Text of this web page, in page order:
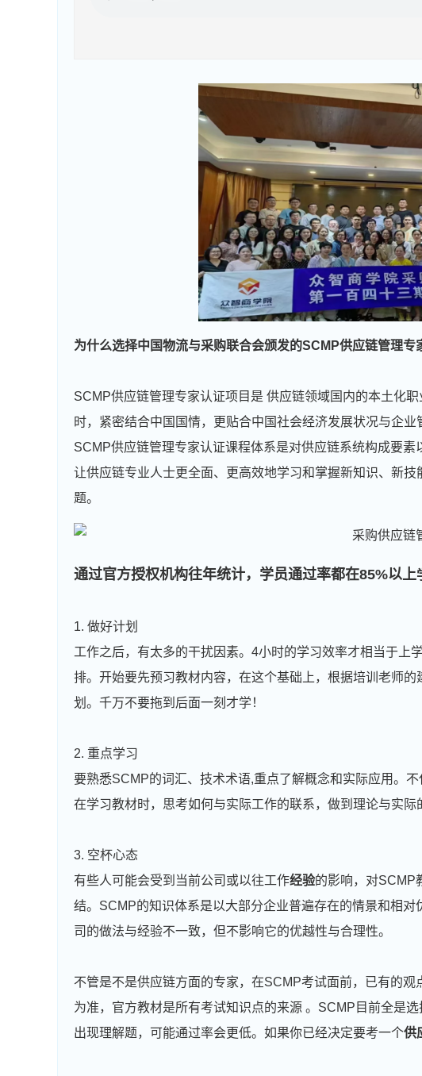
为什么选择中国物流与采购联合会颁发的SCMP供应链管理专
SCMP供应链管理专家认证项目是 供应链领域国内的本土化
时，紧密结合中国国情，更贴合中国社会经济发展状况与企业
SCMP供应链管理专家认证课程体系是对供应链系统构成要
让供应链专业人士更全面、更高效地学习和掌握新知识、新
题。
通过官方授权机构往年统计，学员通过率都在85%以上
1. 做好计划
工作之后，有太多的干扰因素。4小时的学习效率才相当于上
排。开始要先预习教材内容，在这个基础上，根据培训老师
划。千万不要拖到后面一刻才学！
2. 重点学习
要熟悉SCMP的词汇、技术术语,重点了解概念和实际应用。
在学习教材时，思考如何与实际工作的联系，做到理论与实际
3. 空杯心态
有些人可能会受到当前公司或以往工作经验的影响，对SCMP
结。SCMP的知识体系是以大部分企业普遍存在的情景和相对
司的做法与经验不一致，但不影响它的优越性与合理性。
不管是不是供应链方面的专家，在SCMP考试面前，已有的
为准，官方教材是所有考试知识点的来源 。SCMP目前全是
出现理解题，可能通过率会更低。如果你已经决定要考一个供